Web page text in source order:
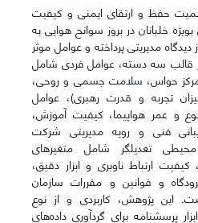
حفظ و ارتقای ایمنی و کیفیت
خلبانان در بروز سوانح هوایی به
مدیریتی پرداخته و عوامل موثر
قالب سه دسته، عوامل فردی شامل
حواس، سلامت جسمی ‌و روحی،
تجربه و قدرت رهبری)، عوامل
و عمر هواپیما، کیفیت ‌آموزش،
‌فنی ‌و رویه مدیریتی شرکت
تعدیلگر شامل‌ متغیرهای
ارتباط‌ ناوبری ‌و ابزار دقیق،
و قوانین و مقررات ‌سازمان
این پژوهش، کاربردی و از نوع
پرسشنامه برای گردآوری داده‌های